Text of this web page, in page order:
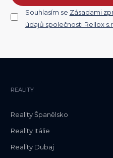
Souhlasím se Zásadami
údajů společnosti Rellox
REALITY
Reality Španělsko
Reality Itálie
Reality Dubaj